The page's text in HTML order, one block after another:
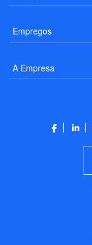
Empregos
A Empresa